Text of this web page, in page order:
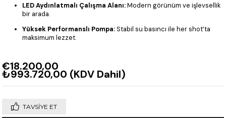
LED Aydınlatmalı Çalışma Alanı:Modern görünüm ve işlevsellik
bir arada.
Yüksek Performanslı Pompa:Stabil su basıncı ile her shot’ta
maksimum lezzet.
€18.200,00
₺993.720,00 (KDV Dahil)
TAVSIYE ET